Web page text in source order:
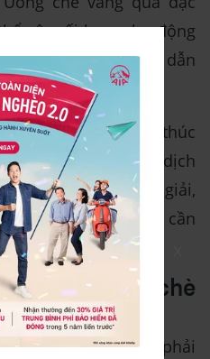
gây rối loạn nhu động
động tiêu hóa, dễ dẫn
Chè vằng có thể thúc
làm giảm thể tích dịch
mất cân bằng điện giải,
số dưỡng chất cần
nên uống chè
dụng, nhưng không phải